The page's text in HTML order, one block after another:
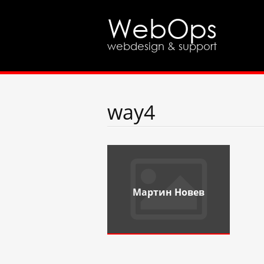
WebOps
webdesign & support
way4
Мартин Новев